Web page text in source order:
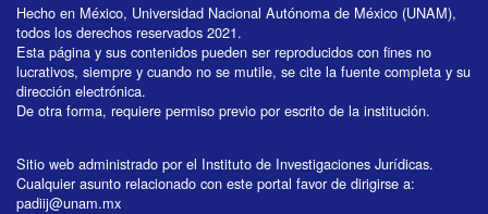
Hecho en México, Universidad Nacional Autónoma de México (UNAM),
todos los derechos reservados 2021.
Esta página y sus contenidos pueden ser reproducidos con fines no
lucrativos, siempre y cuando no se mutile, se cite la fuente completa y su
dirección electrónica.
De otra forma, requiere permiso previo por escrito de la institución.
Sitio web administrado por el Instituto de Investigaciones Jurídicas.
Cualquier asunto relacionado con este portal favor de dirigirse a:
padiij@unam.mx